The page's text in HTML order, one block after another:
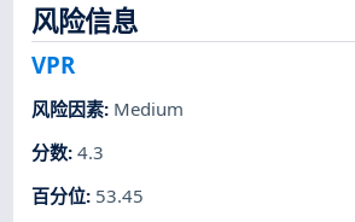
风险信息
VPR
风险因素: Medium
分数:4.3
百分位: 53.45